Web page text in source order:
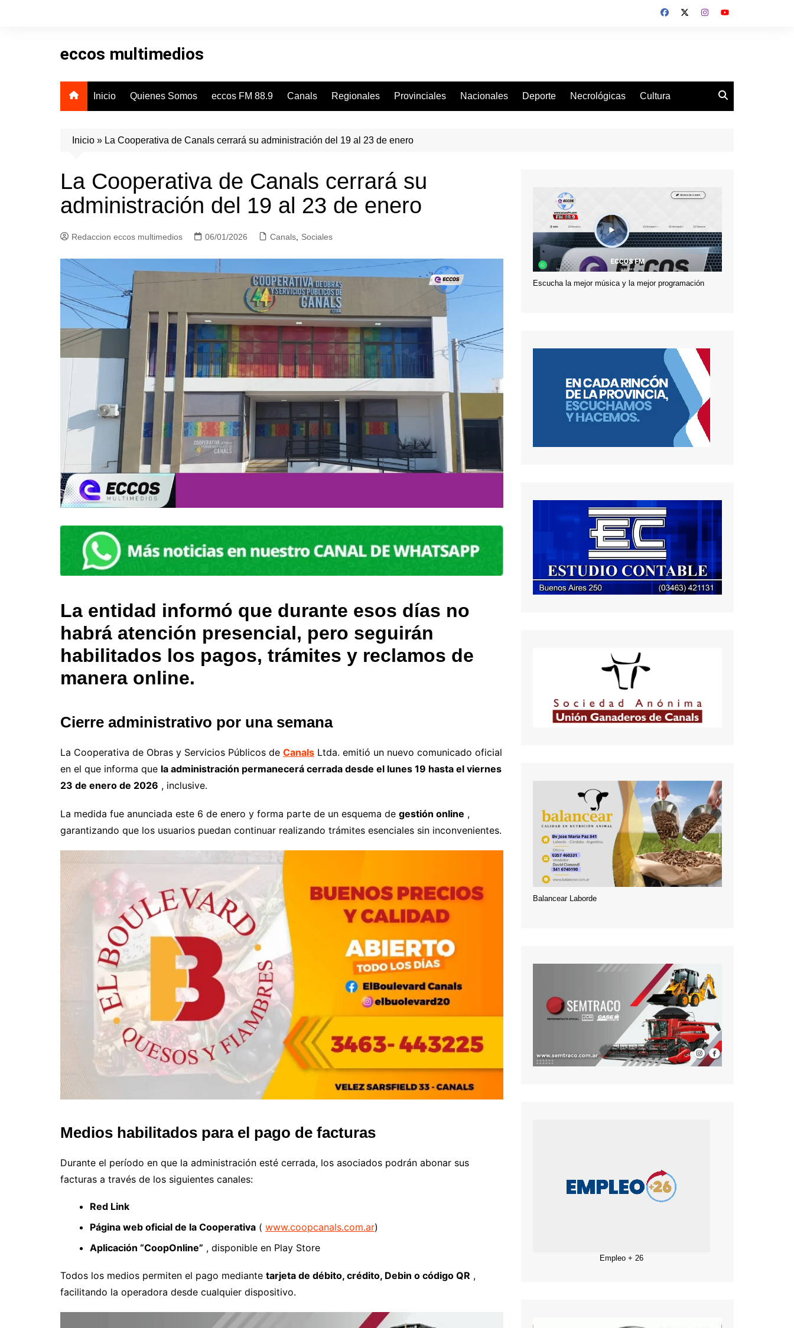
eccos multimedios
Inicio Quienes Somos eccos FM 88.9 Canals Regionales Provinciales Nacionales Deporte Necrológicas Cultura
Inicio » La Cooperativa de Canals cerrará su administración del 19 al 23 de enero
La Cooperativa de Canals cerrará su
administración del 19 al 23 de enero
Redaccion eccos multimedios 06/01/2026 Canals Sociales
La entidad informó que durante esos días no
habrá atención presencial, pero seguirán
habilitados los pagos, trámites y reclamos de
manera online.
Cierre administrativo por una semana
La Cooperativa de Obras y Servicios Públicos de Canals Ltda. emitió un nuevo comunicado oficial
en el que informa que la administración permanecerá cerrada desde el lunes 19 hasta el viernes
23 de enero de 2026 , inclusive.
La medida fue anunciada este 6 de enero y forma parte de un esquema de gestión online ,
garantizando que los usuarios puedan continuar realizando trámites esenciales sin inconvenientes.
Medios habilitados para el pago de facturas
Durante el período en que la administración esté cerrada, los asociados podrán abonar sus
facturas a través de los siguientes canales:
Red Link
Página web oficial de la Cooperativa ( www.coopcanals.com.ar)
Aplicación “CoopOnline” , disponible en Play Store
Todos los medios permiten el pago mediante tarjeta de débito, crédito, Debin o código QR ,
facilitando la operadora desde cualquier dispositivo.
Escucha la mejor música y la mejor programación
Balancear Laborde
Empleo + 26